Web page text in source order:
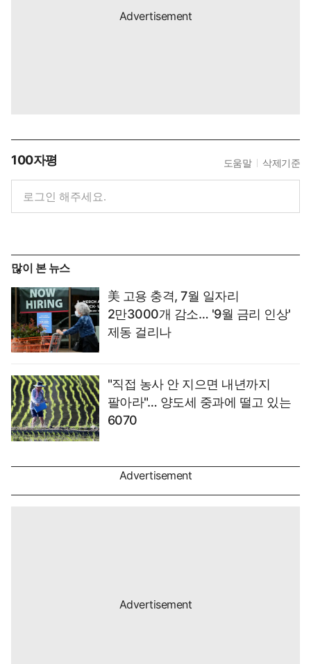
100자평 도움말 삭제기준
많이 본 뉴스
美 고용 충격, 7월 일자리
2만3000개 감소… '9월 금리 인상'
제동 걸리나
"직접 농사 안 지으면 내년까지
팔아라"… 양도세 중과에 떨고 있는
6070